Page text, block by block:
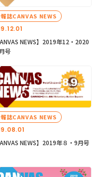
誌CANVAS NEWS
NEWS】2019年12・2020
号
誌CANVAS NEWS
NEWS】2019年８・9月号